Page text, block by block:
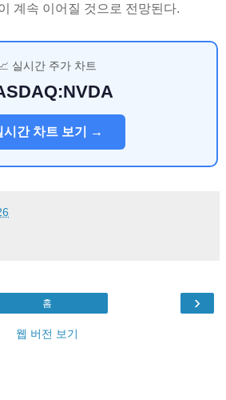
계속 이어질 것으로 전망된다.
실시간 주가 차트
시간 차트 보기 →
›
홈
웹 버전 보기